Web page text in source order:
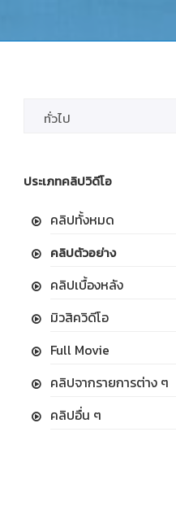
ประเภทคลิปวิดีโอ
คลิปทั้งหมด
คลิปตัวอย่าง
คลิปเบื้องหลัง
มิวสิควิดีโอ
Full Movie
คลิปจากรายการต่าง ๆ
คลิปอื่น ๆ